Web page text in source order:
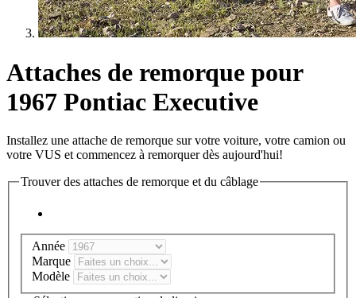
Attaches de remorque pour
1967 Pontiac Executive
Installez une attache de remorque sur votre voiture, votre camion ou
votre VUS et commencez à remorquer dès aujourd'hui!
Trouver des attaches de remorque et du câblage
Année
Marque
Modèle